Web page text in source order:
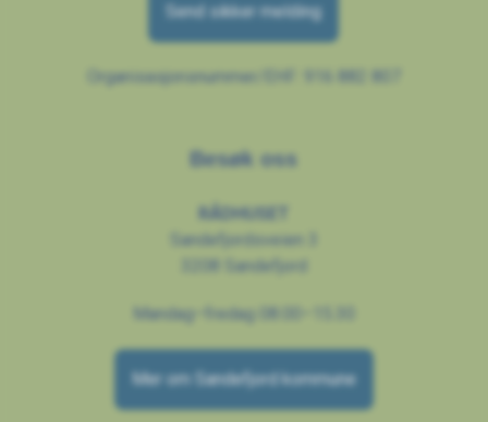
Send sikker melding
Organisasjonsnummer/EHF: 916 882 807
Besøk oss
Sandefjordsveien 3
3208 Sandefjord
Mandag–fredag 08.00–15.30
Mer om Sandefjord kommune